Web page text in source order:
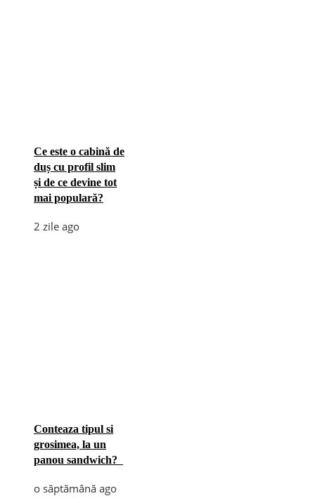
Ce este o cabină de
duș cu profil slim
și de ce devine tot
mai populară?
2 zile ago
Conteaza tipul si
grosimea, la un
panou sandwich?
o săptămână ago